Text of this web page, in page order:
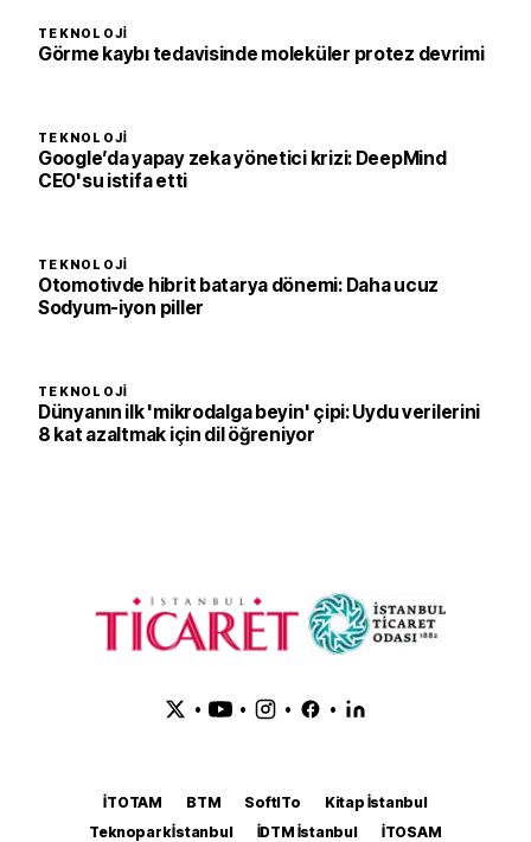
TEKNOLOJI
Görme kaybı tedavisinde moleküler protez devrimi
TEKNOLOJI
Google’da yapay zeka yönetici krizi: DeepMind
CEO'su istifa etti
TEKNOLOJI
Otomotivde hibrit batarya dönemi: Daha ucuz
Sodyum-iyon piller
TEKNOLOJI
Dünyanın ilk 'mikrodalga beyin' çipi: Uydu verilerini
8 kat azaltmak için dil öğreniyor
• • • •
İTOTAM BTM SoftITo
Kitap İstanbul
Teknopark İstanbul
İDTM İstanbul
İTOSAM